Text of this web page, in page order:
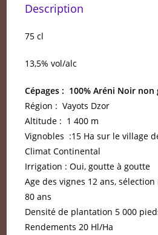
Description
75 cl
13,5% vol/alc
Cépages : 100% Aréni Noir non
Région : Vayots Dzor
Altitude : 1 400 m
Vignobles :15 Ha sur le village
Climat Continental
Irrigation : Oui, goutte à goutte
Age des vignes 12 ans,
80 ans
Densité de plantation 5 000
Rendements 20 Hl/Ha